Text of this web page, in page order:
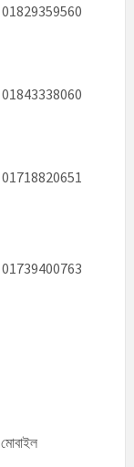
01829359560
01843338060
01718820651
01739400763
মোবাইল